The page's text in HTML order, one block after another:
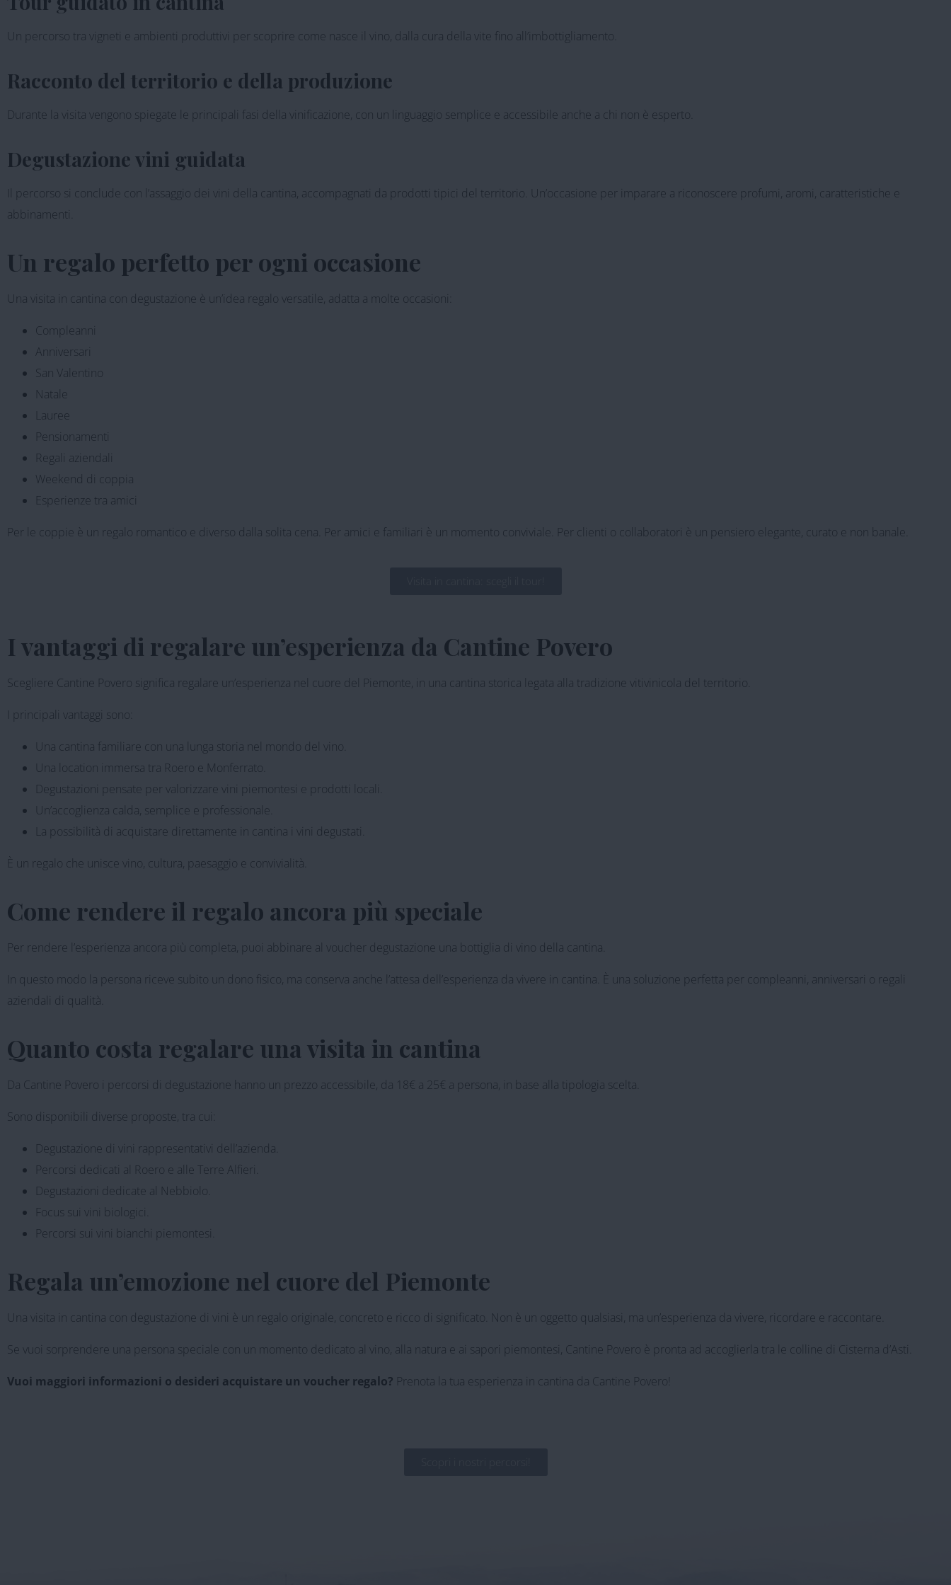
Un percorso tra vigneti e ambienti produttivi per scoprire come nasce il vino, dalla cura della vite fino all’imbottigliamento.
Racconto del territorio e della produzione
Durante la visita vengono spiegate le principali fasi della vinificazione, con un linguaggio semplice e accessibile anche a chi non è esperto.
Degustazione vini guidata
Il percorso si conclude con l’assaggio dei vini della cantina, accompagnati da prodotti tipici del territorio. Un’occasione per imparare a riconoscere profumi, aromi, caratteristiche e
abbinamenti.
Un regalo perfetto per ogni occasione
Una visita in cantina con degustazione è un’idea regalo versatile, adatta a molte occasioni:
Compleanni
Anniversari
San Valentino
Natale
Lauree
Pensionamenti
Regali aziendali
Weekend di coppia
Esperienze tra amici
Per le coppie è un regalo romantico e diverso dalla solita cena. Per amici e familiari è un momento conviviale. Per clienti o collaboratori è un pensiero elegante, curato e non banale.
I vantaggi di regalare un’esperienza da Cantine Povero
Scegliere Cantine Povero significa regalare un’esperienza nel cuore del Piemonte, in una cantina storica legata alla tradizione vitivinicola del territorio.
I principali vantaggi sono:
Una cantina familiare con una lunga storia nel mondo del vino.
Una location immersa tra Roero e Monferrato.
Degustazioni pensate per valorizzare vini piemontesi e prodotti locali.
Un’accoglienza calda, semplice e professionale.
La possibilità di acquistare direttamente in cantina i vini degustati.
È un regalo che unisce vino, cultura, paesaggio e convivialità.
Come rendere il regalo ancora più speciale
Per rendere l’esperienza ancora più completa, puoi abbinare al voucher degustazione una bottiglia di vino della cantina.
In questo modo la persona riceve subito un dono fisico, ma conserva anche l’attesa dell’esperienza da vivere in cantina. È una soluzione perfetta per compleanni, anniversari o regali
aziendali di qualità.
Quanto costa regalare una visita in cantina
Da Cantine Povero i percorsi di degustazione hanno un prezzo accessibile, da 18€ a 25€ a persona, in base alla tipologia scelta.
Sono disponibili diverse proposte, tra cui:
Degustazione di vini rappresentativi dell’azienda.
Percorsi dedicati al Roero e alle Terre Alfieri.
Degustazioni dedicate al Nebbiolo.
Focus sui vini biologici.
Percorsi sui vini bianchi piemontesi.
Regala un’emozione nel cuore del Piemonte
Una visita in cantina con degustazione di vini è un regalo originale, concreto e ricco di significato. Non è un oggetto qualsiasi, ma un’esperienza da vivere, ricordare e raccontare.
Se vuoi sorprendere una persona speciale con un momento dedicato al vino, alla natura e ai sapori piemontesi, Cantine Povero è pronta ad accoglierla tra le colline di Cisterna d’Asti.
Vuoi maggiori informazioni o desideri acquistare un voucher regalo? Prenota la tua esperienza in cantina da Cantine Povero!